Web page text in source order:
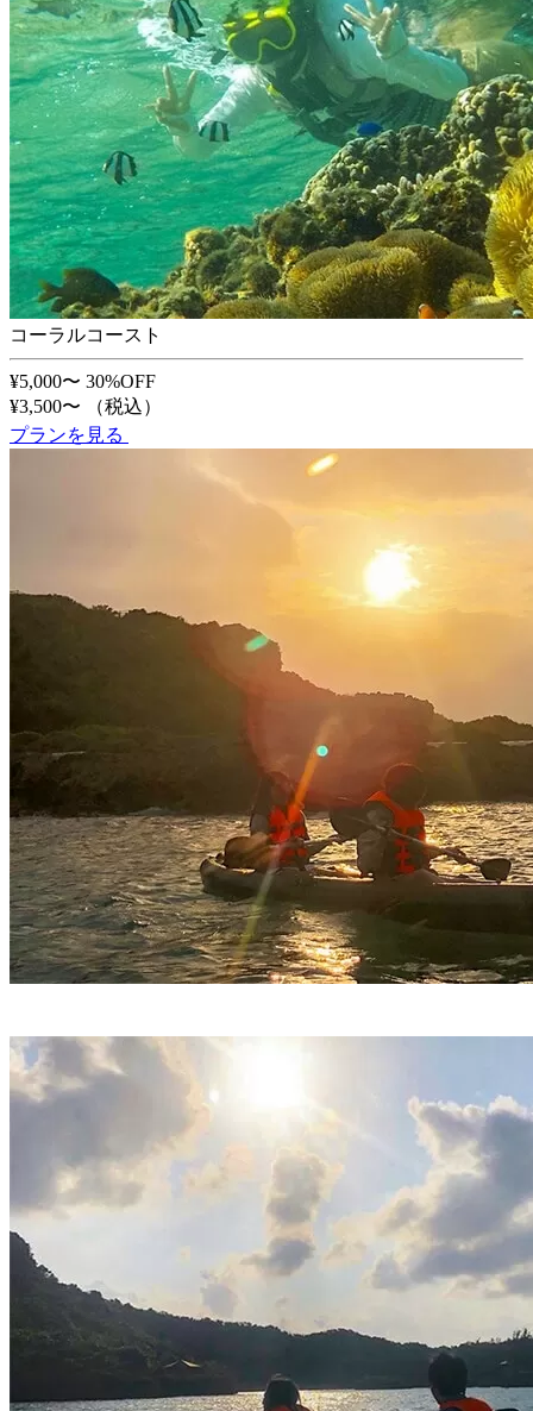
コーラルコースト
¥5,000〜 30%OFF
¥3,500〜
（税込）
プランを見る